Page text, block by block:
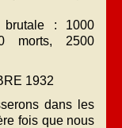
: 1000
morts, 2500
1932
dans les
fois que nous